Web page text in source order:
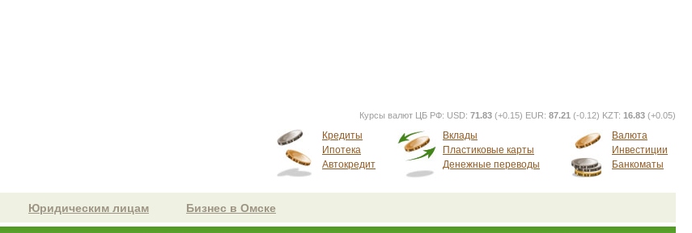
Курсы валют ЦБ РФ: USD: 71.83 (+0.15) EUR: 87.21 (-0.12) KZT: 16.83 (+0.05)
Кредиты
Ипотека
Автокредит
Вклады
Пластиковые карты
Денежные переводы
Валюта
Инвестиции
Банкоматы
Юридическим лицам Бизнес в Омске